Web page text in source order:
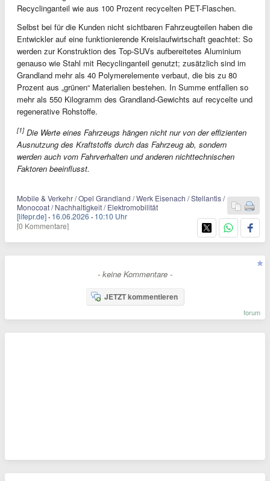
Recyclinganteil wie aus 100 Prozent recycelten PET-Flaschen.
Selbst bei für die Kunden nicht sichtbaren Fahrzeugteilen haben die
Entwickler auf eine funktionierende Kreislaufwirtschaft geachtet: So
werden zur Konstruktion des Top-SUVs aufbereitetes Aluminium
genauso wie Stahl mit Recyclinganteil genutzt; zusätzlich sind im
Grandland mehr als 40 Polymerelemente verbaut, die bis zu 80
Prozent aus „grünen“ Materialien bestehen. In Summe entfallen so
mehr als 550 Kilogramm des Grandland-Gewichts auf recycelte und
regenerative Rohstoffe.
[1]Die Werte eines Fahrzeugs hängen nicht nur von der effizienten
Ausnutzung des Kraftstoffs durch das Fahrzeug ab, sondern
werden auch vom Fahrverhalten und anderen nichttechnischen
Faktoren beeinflusst.
Mobile & Verkehr / Opel Grandland / Werk Eisenach / Stellantis /
Monocoat / Nachhaltigkeit / Elektromobilität
[lifepr.de] · 16.06.2026 · 10:10 Uhr
[0 Kommentare]
- keine Kommentare -
JETZT kommentieren
forum